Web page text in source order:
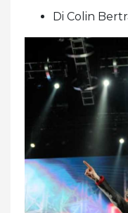
Di Colin